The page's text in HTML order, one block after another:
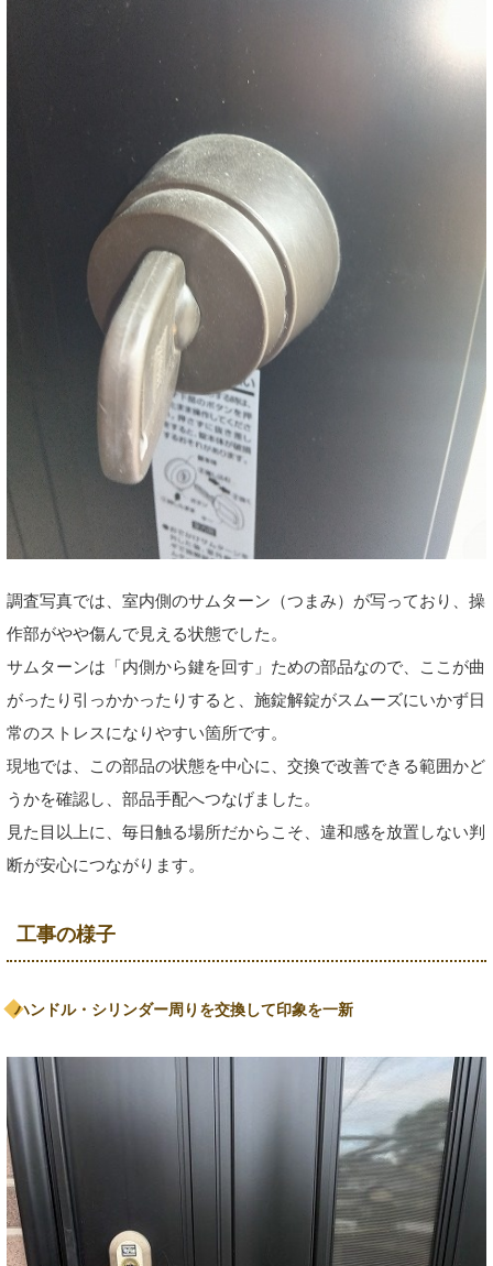
調査写真では、室内側のサムターン（つまみ）が写っており、操
作部がやや傷んで見える状態でした。
サムターンは「内側から鍵を回す」ための部品なので、ここが曲
がったり引っかかったりすると、施錠解錠がスムーズにいかず日
常のストレスになりやすい箇所です。
現地では、この部品の状態を中心に、交換で改善できる範囲かど
うかを確認し、部品手配へつなげました。
見た目以上に、毎日触る場所だからこそ、違和感を放置しない判
断が安心につながります。
工事の様子
ハンドル・シリンダー周りを交換して印象を一新